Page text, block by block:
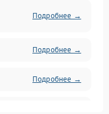
Подробнее →
Подробнее →
Подробнее →